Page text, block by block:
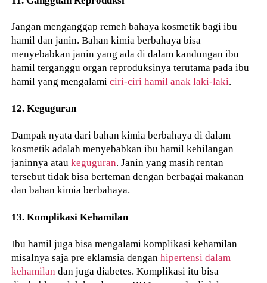
Jangan menganggap remeh bahaya kosmetik bagi ibu
hamil dan janin. Bahan kimia berbahaya bisa
menyebabkan janin yang ada di dalam kandungan ibu
hamil terganggu organ reproduksinya terutama pada ibu
hamil yang mengalamiciri-ciri hamil anak laki-laki.
12. Keguguran
Dampak nyata dari bahan kimia berbahaya di dalam
kosmetik adalah menyebabkan ibu hamil kehilangan
janinnya ataukeguguran. Janin yang masih rentan
tersebut tidak bisa berteman dengan berbagai makanan
dan bahan kimia berbahaya.
13. Komplikasi Kehamilan
Ibu hamil juga bisa mengalami komplikasi kehamilan
misalnya saja pre eklamsia denganhipertensi dalam
kehamilan dan juga diabetes. Komplikasi itu bisa